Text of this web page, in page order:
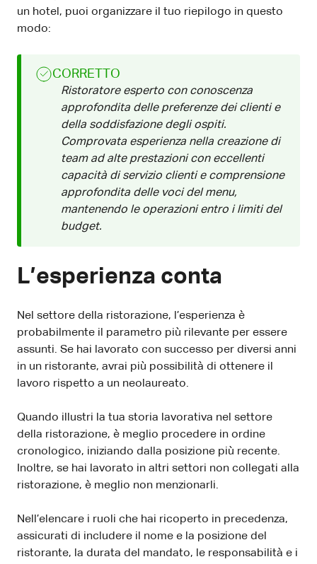
un hotel, puoi organizzare il tuo riepilogo in questo
modo:
CORRETTO
Ristoratore esperto con conoscenza
approfondita delle preferenze dei clienti e
della soddisfazione degli ospiti.
Comprovata esperienza nella creazione di
team ad alte prestazioni con eccellenti
capacità di servizio clienti e comprensione
approfondita delle voci del menu,
mantenendo le operazioni entro i limiti del
budget.
L’esperienza conta
Nel settore della ristorazione, l’esperienza è
probabilmente il parametro più rilevante per essere
assunti. Se hai lavorato con successo per diversi anni
in un ristorante, avrai più possibilità di ottenere il
lavoro rispetto a un neolaureato.
Quando illustri la tua storia lavorativa nel settore
della ristorazione, è meglio procedere in ordine
cronologico, iniziando dalla posizione più recente.
Inoltre, se hai lavorato in altri settori non collegati alla
ristorazione, è meglio non menzionarli.
Nell’elencare i ruoli che hai ricoperto in precedenza,
assicurati di includere il nome e la posizione del
ristorante, la durata del mandato, le responsabilità e i